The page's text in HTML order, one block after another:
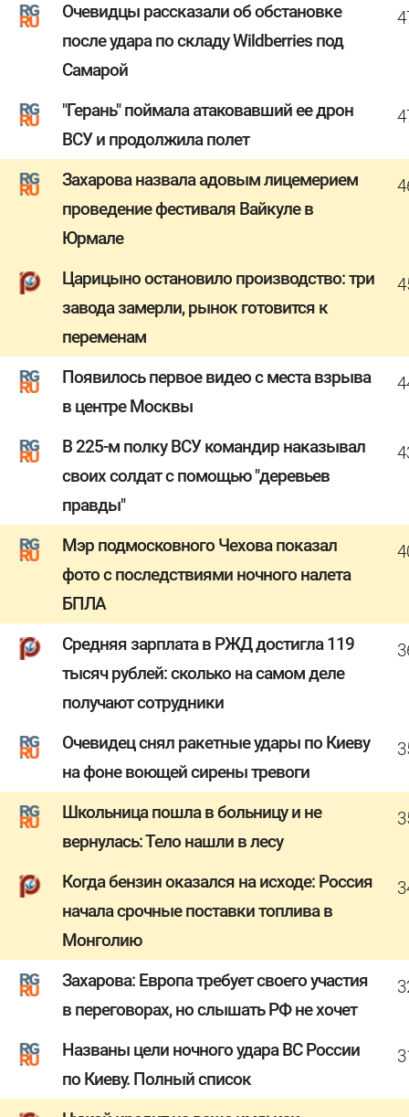
Очевидцы рассказали об обстановке
после удара по складу Wildberries под
Самарой
"Герань" поймала атаковавший ее дрон
ВСУ и продолжила полет
Захарова назвала адовым лицемерием
проведение фестиваля Вайкуле в
Юрмале
Царицыно остановило производство: три
завода замерли, рынок готовится к
переменам
Появилось первое видео с места взрыва
в центре Москвы
В 225-м полку ВСУ командир наказывал
своих солдат с помощью "деревьев
правды"
Мэр подмосковного Чехова показал
фото с последствиями ночного налета
БПЛА
Средняя зарплата в РЖД достигла 119
тысяч рублей: сколько на самом деле
получают сотрудники
Очевидец снял ракетные удары по Киеву
на фоне воющей сирены тревоги
Школьница пошла в больницу и не
вернулась: Тело нашли в лесу
Когда бензин оказался на исходе: Россия
начала срочные поставки топлива в
Монголию
Захарова: Европа требует своего участия
в переговорах, но слышать РФ не хочет
Названы цели ночного удара ВС России
по Киеву. Полный список